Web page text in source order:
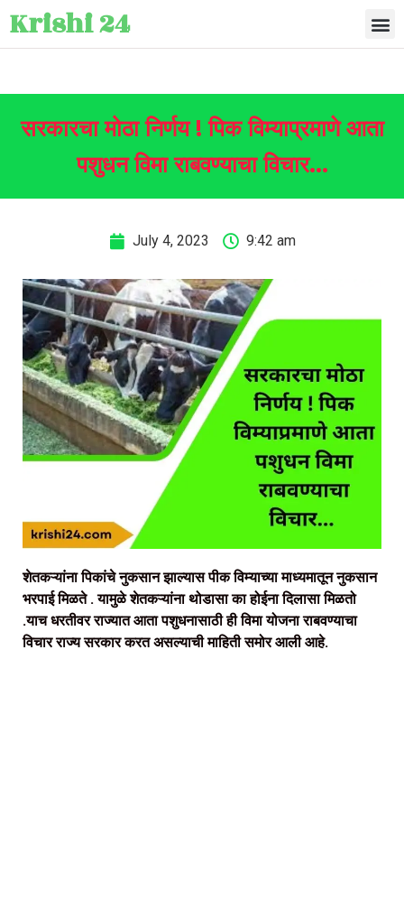
Krishi 24
सरकारचा मोठा निर्णय ! पिक विम्याप्रमाणे आता
पशुधन विमा राबवण्याचा विचार…
July 4, 2023 9:42 am
शेतकऱ्यांना पिकांचे नुकसान झाल्यास पीक विम्याच्या माध्यमातून नुकसान
भरपाई मिळते . यामुळे शेतकऱ्यांना थोडासा का होईना दिलासा मिळतो
.याच धरतीवर राज्यात आता पशुधनासाठी ही विमा योजना राबवण्याचा
विचार राज्य सरकार करत असल्याची माहिती समोर आली आहे.